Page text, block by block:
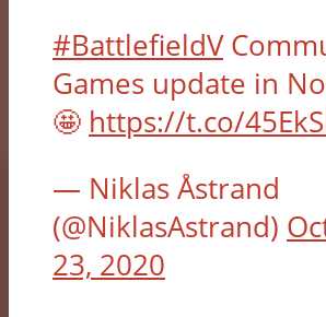
#BattlefieldV
Games update in
🤩 https://t.co/
— Niklas Åstrand
(@NiklasAstrand)
23, 2020